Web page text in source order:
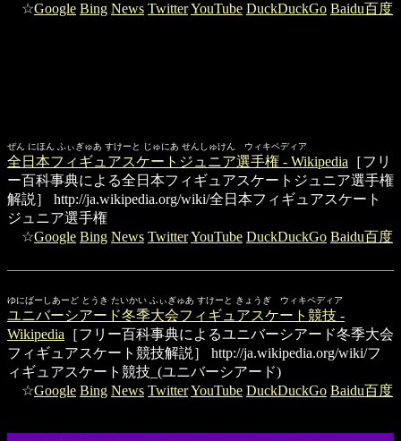
☆Google Bing News TwitterYouTube DuckDuckGo Baidu百度
ぜん にほん ふぃぎゅあ すけーと じゅにあ せんしゅけん ウィキペディア
全日本フィギュアスケートジュニア選手権 - Wikipedia ［フリ
ー百科事典による全日本フィギュアスケートジュニア選手権
解説］
http://ja.wikipedia.org/wiki/全日本フィギュアスケート
ジュニア選手権
☆Google Bing News TwitterYouTube DuckDuckGo Baidu百度
ゆにばーしあーど とうき たいかい ふぃぎゅあ すけーと きょうぎ ウィキペディア
ユニバーシアード冬季大会フィギュアスケート競技 -
Wikipedia ［フリー百科事典によるユニバーシアード冬季大会
フィギュアスケート競技解説］
http://ja.wikipedia.org/wiki/フ
ィギュアスケート競技_(ユニバーシアード)
☆Google Bing News TwitterYouTube DuckDuckGo Baidu百度